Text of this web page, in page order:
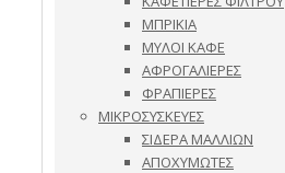
ΜΠΡΙΚΙΑ
ΜΥΛΟΙ ΚΑΦΕ
ΑΦΡΟΓΑΛΙΕΡΕΣ
ΦΡΑΠΙΕΡΕΣ
ΜΙΚΡΟΣΥΣΚΕΥΕΣ
ΣΙΔΕΡΑ ΜΑΛΛΙΩΝ
ΑΠΟΧΥΜΩΤΕΣ